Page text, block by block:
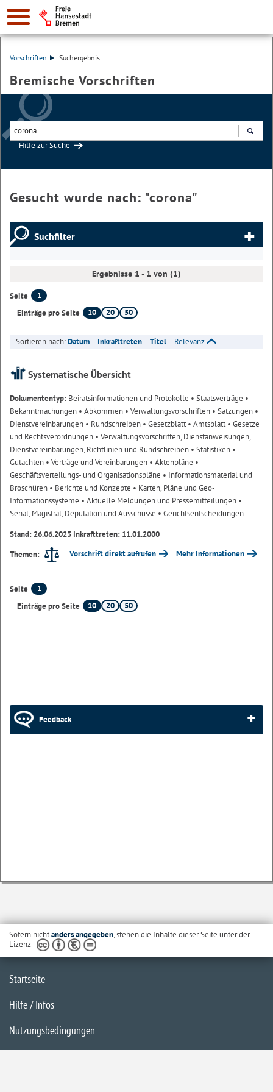
Vorschriften Suchergebnis
Bremische Vorschriften
Hilfe zur Suche
Gesucht wurde nach: "corona"
Suchfilter
Ergebnisse 1 - 1 von (1)
Seite
1
Einträge pro Seite
10 20 50
Sortieren nach:Datum Inkrafttreten Titel Relevanz
Systematische Übersicht
Dokumententyp: Beiratsinformationen und Protokolle • Staatsverträge •
Bekanntmachungen • Abkommen • Verwaltungsvorschriften • Satzungen •
Dienstvereinbarungen • Rundschreiben • Gesetzblatt• Amtsblatt• Gesetze
und Rechtsverordnungen • Verwaltungsvorschriften, Dienstanweisungen,
Dienstvereinbarungen, Richtlinien und Rundschreiben • Statistiken •
Gutachten • Verträge und Vereinbarungen • Aktenpläne •
Geschäftsverteilungs- und Organisationspläne • Informationsmaterial und
Broschüren • Berichte und Konzepte • Karten, Pläne und Geo-
Informationssysteme • Aktuelle Meldungen und Pressemitteilungen •
Senat, Magistrat, Deputation und Ausschüsse • Gerichtsentscheidungen
Stand: 26.06.2023 Inkrafttreten: 11.01.2000
Themen:
Vorschrift direkt aufrufen Mehr Informationen
Seite
1
Einträge pro Seite
10 20 50
Feedback
Sofern nichtanders angegeben, stehen die Inhalte dieser Seite unter der
Lizenz
Startseite
Hilfe / Infos
Nutzungsbedingungen